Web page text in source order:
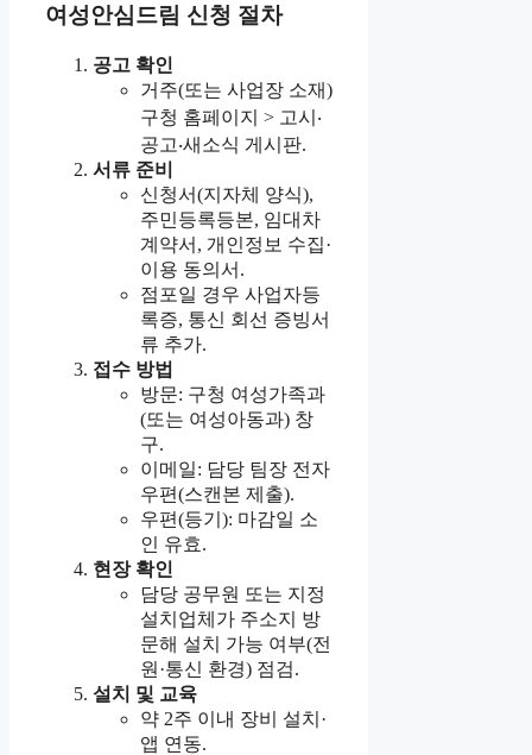
여성안심드림 신청 절차
공고 확인
거주(또는 사업장 소재)
구청 홈페이지 > 고시‧
공고‧새소식 게시판.
서류 준비
신청서(지자체 양식),
주민등록등본, 임대차
계약서, 개인정보 수집·
이용 동의서.
점포일 경우 사업자등
록증, 통신 회선 증빙서
류 추가.
접수 방법
방문: 구청 여성가족과
(또는 여성아동과) 창
구.
이메일: 담당 팀장 전자
우편(스캔본 제출).
우편(등기): 마감일 소
인 유효.
현장 확인
담당 공무원 또는 지정
설치업체가 주소지 방
문해 설치 가능 여부(전
원·통신 환경) 점검.
설치 및 교육
약 2주 이내 장비 설치·
앱 연동.